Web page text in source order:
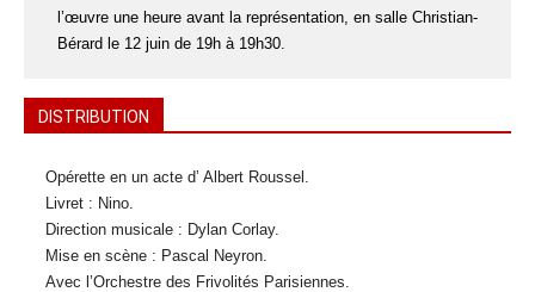
l’œuvre une heure avant la représentation, en salle Christian-
Bérard le 12 juin de 19h à 19h30.
DISTRIBUTION
Opérette en un acte d’ Albert Roussel.
Livret : Nino.
Direction musicale : Dylan Corlay.
Mise en scène : Pascal Neyron.
Avec l’Orchestre des Frivolités Parisiennes.